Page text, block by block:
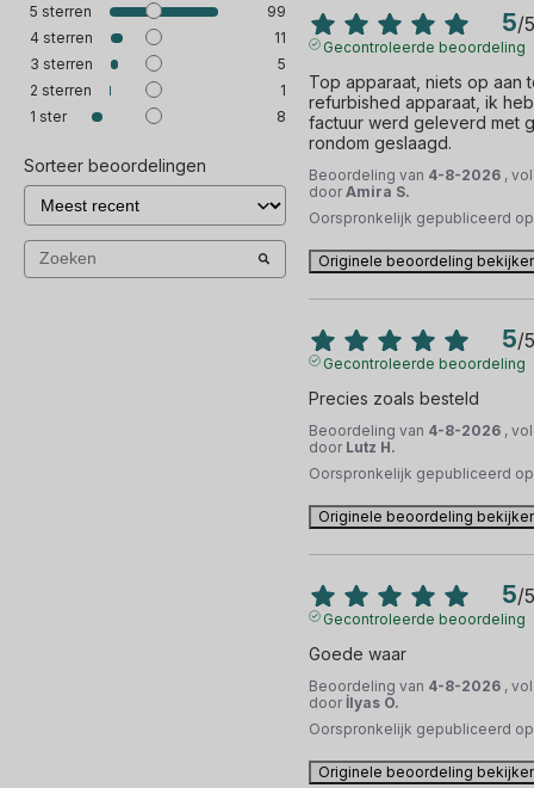
5 sterren
99
4 sterren
11
3 sterren
5
2 sterren
1
1 ster 8
Sorteer beoordelingen
5/5
Gecontroleerde beoordeling
Top apparaat, niets op aan
refurbished apparaat, ik
factuur werd geleverd met
rondom geslaagd.
Beoordeling van 4-8-2026 ,
door Amira S.
Oorspronkelijk gepubliceerd
Originele beoordeling
5/5
Gecontroleerde beoordeling
Precies zoals besteld
Beoordeling van 4-8-2026 ,
door Lutz H.
Oorspronkelijk gepubliceerd
Originele beoordeling
5/5
Gecontroleerde beoordeling
Goede waar
Beoordeling van 4-8-2026 ,
door İlyas Ö.
Oorspronkelijk gepubliceerd
Originele beoordeling